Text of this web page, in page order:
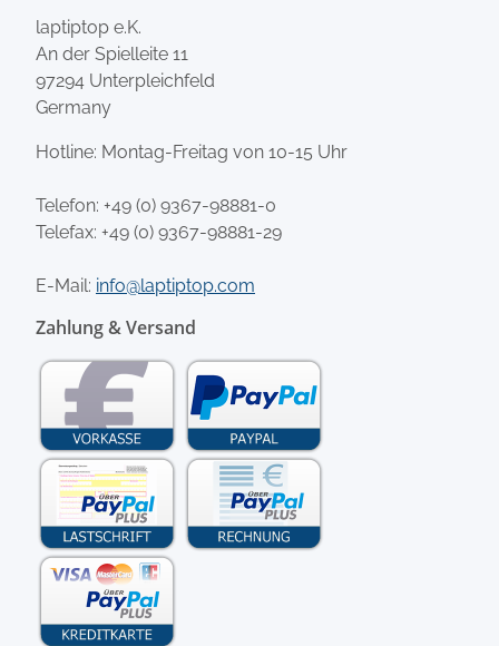
laptiptop e.K.
An der Spielleite 11
97294 Unterpleichfeld
Germany
Hotline: Montag-Freitag von 10-15 Uhr
Telefon: +49 (0) 9367-98881-0
Telefax: +49 (0) 9367-98881-29
E-Mail: info@laptiptop.com
Zahlung & Versand